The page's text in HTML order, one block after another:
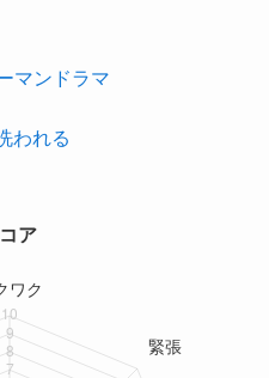
マンドラマ
われる
ア